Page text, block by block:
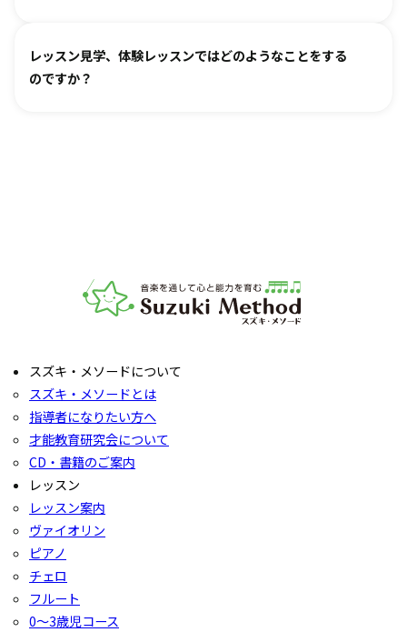
お月謝は教室により異なります。教室情報ページ をご参照く
ださい。
レッスン見学、体験レッスンではどのようなことをする
のですか？
音楽教室スズキ・メソード | 公益社団法人才能教育研究
スズキ・メソードについて
スズキ・メソードとは
指導者になりたい方へ
才能教育研究会について
CD・書籍のご案内
レッスン
レッスン案内
ヴァイオリン
ピアノ
チェロ
フルート
0〜3歳児コース